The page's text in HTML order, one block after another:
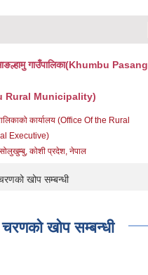
गाउँपालिका(Khumbu Pasang
Rural Municipality)
कार्यालय (Office Of the Rural
Executive)
सोलुखुम्बु, कोशी प्रदेश, नेपाल
खोप सम्बन्धी
चरणको खोप सम्बन्धी